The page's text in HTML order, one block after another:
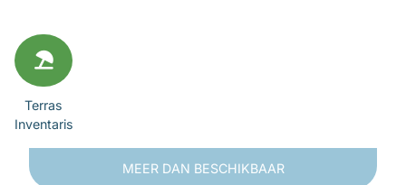
Terras
Inventaris
MEER DAN BESCHIKBAAR